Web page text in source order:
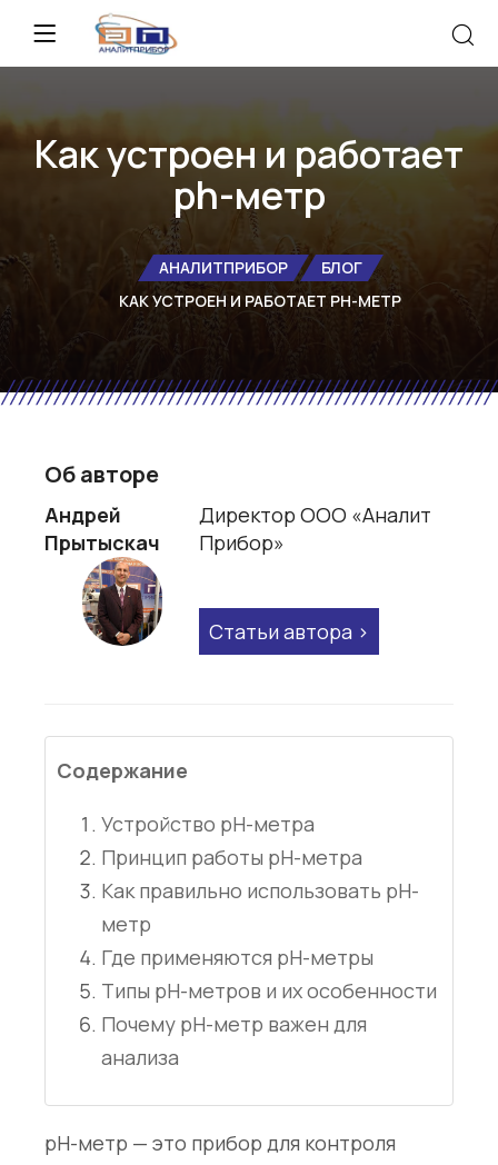
Как устроен и работает
ph-метр
АНАЛИТПРИБОР
БЛОГ
КАК УСТРОЕН И РАБОТАЕТ PH-МЕТР
Об авторе
Андрей
Прытыскач
Директор ООО «Аналит
Прибор»
Статьи автора
Содержание
Устройство pH-метра
Принцип работы pH-метра
Как правильно использовать pH-
метр
Где применяются pH-метры
Типы pH-метров и их особенности
Почему pH-метр важен для
анализа
pH-метр — это прибор для контроля